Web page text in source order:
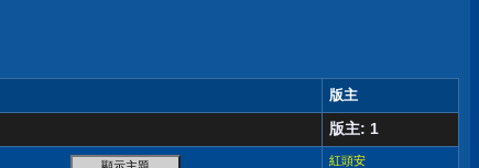
版主
版主: 1
紅頭安